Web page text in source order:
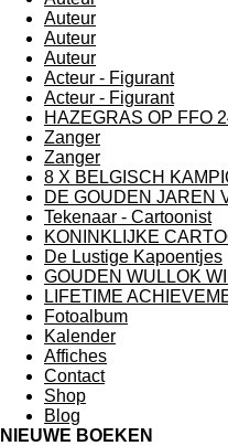
Auteur
Auteur
Auteur
Acteur - Figurant
Acteur - Figurant
HAZEGRAS OP FFO
Zanger
Zanger
8 X BELGISCH
DE GOUDEN JAREN
Tekenaar - Cartoonist
KONINKLIJKE
De Lustige Kapoentjes
GOUDEN WULLOK
LIFETIME
Fotoalbum
Kalender
Affiches
Contact
Shop
Blog
NIEUWE BOEKEN